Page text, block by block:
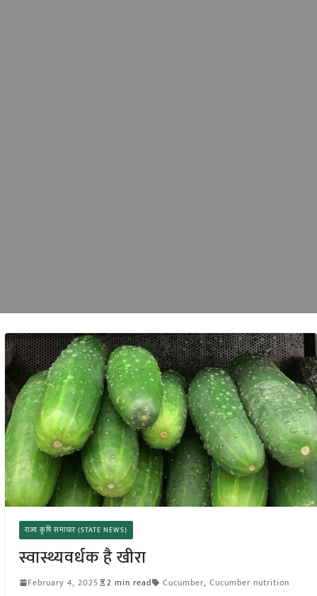
राज्य कृषि समाचार (STATE NEWS)
स्वास्थ्यवर्धक है खीरा
February 4, 2025 2 min read Cucumber, Cucumber nutrition